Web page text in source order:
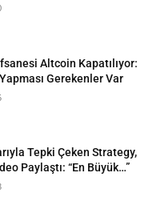
Altcoin Kapatılıyor:
Gerekenler Var
Tepki Çeken Strategy,
Paylaştı: “En Büyük…”